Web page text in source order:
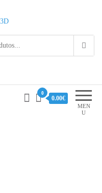
MEN
U
0
0.00€